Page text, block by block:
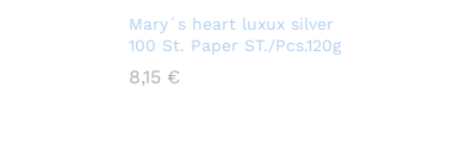
Mary´s heart luxux silver
100 St. Paper ST./Pcs.120g
8,15 €
8,15 €